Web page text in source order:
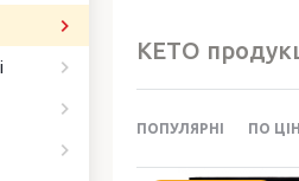
КЕТО
ПОПУЛЯРНІ ПО